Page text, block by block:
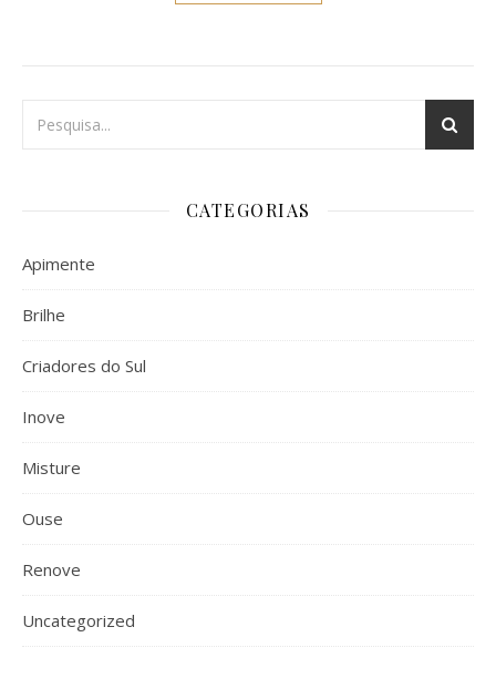
CATEGORIAS
Apimente
Brilhe
Criadores do Sul
Inove
Misture
Ouse
Renove
Uncategorized